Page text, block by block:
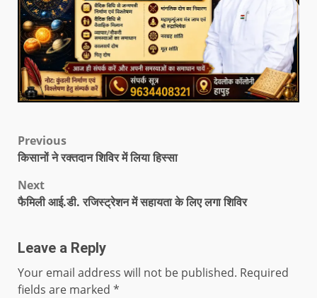
Previous
किसानों ने रक्तदान शिविर में लिया हिस्सा
Next
फैमिली आई.डी. रजिस्ट्रेशन में सहायता के लिए लगा शिविर
Leave a Reply
Your email address will not be published. Required
fields are marked *